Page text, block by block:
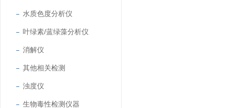
水质色度分析仪
叶绿素/蓝绿藻分析仪
消解仪
其他相关检测
浊度仪
生物毒性检测仪器